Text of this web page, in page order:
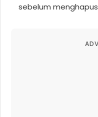
sebelum